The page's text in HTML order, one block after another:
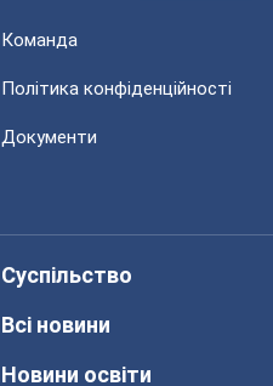
Команда
Політика конфіденційності
Документи
Суспільство
Всі новини
Новини освіти